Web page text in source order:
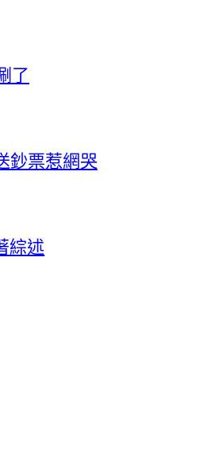
了
鈔票惹網哭
綜述